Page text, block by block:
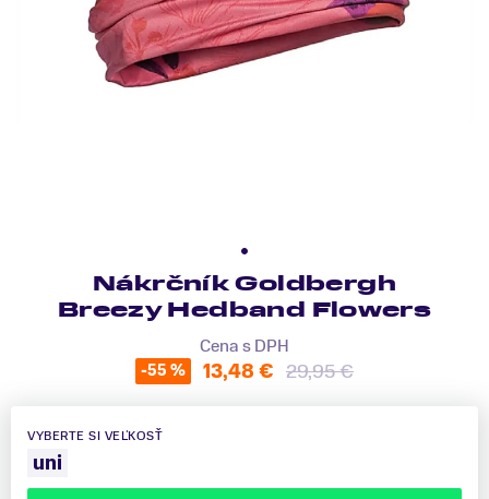
Nákrčník Goldbergh
Breezy Hedband Flowers
Cena s DPH
-55 % 13,48 € 29,95 €
VYBERTE SI VEĽKOSŤ
uni